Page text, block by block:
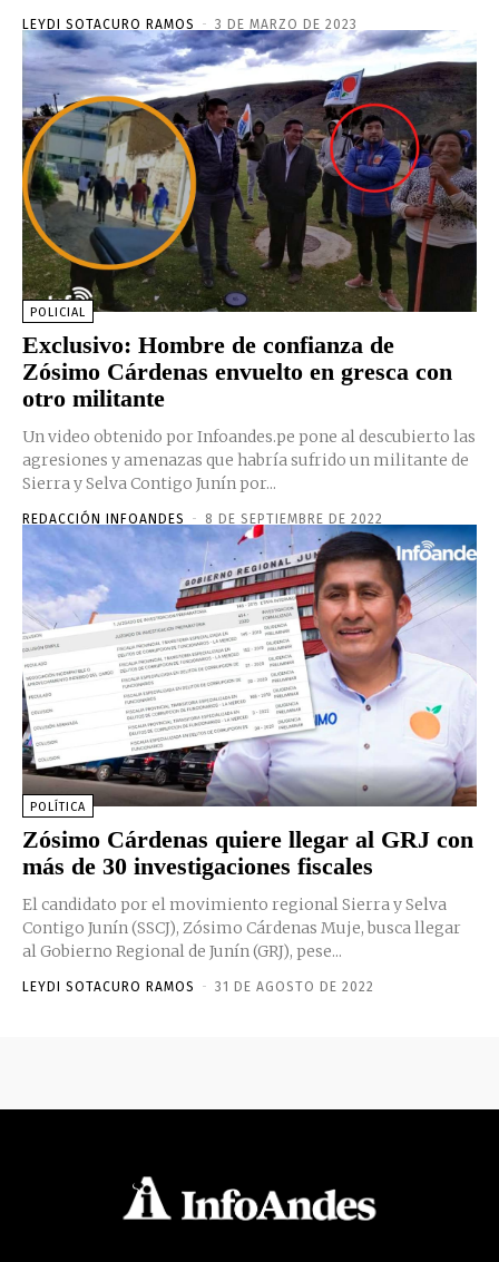
LEYDI SOTACURO RAMOS - 3 DE MARZO DE 2023
POLICIAL
Exclusivo: Hombre de confianza de
Zósimo Cárdenas envuelto en gresca con
otro militante
Un video obtenido por Infoandes.pe pone al descubierto las
agresiones y amenazas que habría sufrido un militante de
Sierra y Selva Contigo Junín por...
REDACCIÓN INFOANDES - 8 DE SEPTIEMBRE DE 2022
POLÍTICA
Zósimo Cárdenas quiere llegar al GRJ con
más de 30 investigaciones fiscales
El candidato por el movimiento regional Sierra y Selva
Contigo Junín (SSCJ), Zósimo Cárdenas Muje, busca llegar
al Gobierno Regional de Junín (GRJ), pese...
LEYDI SOTACURO RAMOS - 31 DE AGOSTO DE 2022